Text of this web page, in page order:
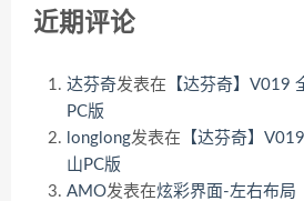
近期评论
达芬奇发表在 【达芬奇】V019
PC版
longlong发表在 【达芬奇】
山PC版
AMO发表在炫彩界面-左右布局